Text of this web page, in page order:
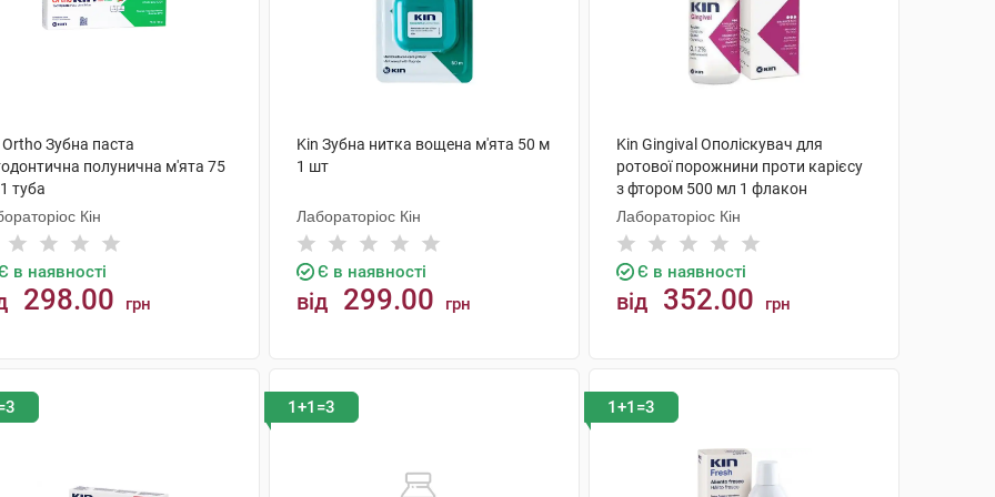
Ortho Зубна паста
полунична м'ята 75
туба
Кін
в наявності
298.00 грн
Kin Зубна нитка вощена м'ята 50 м
1 шт
Лабораторіос Кін
Є в наявності
від 299.00 грн
Kin Gingival Ополіскувач для
ротової порожнини проти карієсу
з фтором 500 мл 1 флакон
Лабораторіос Кін
Є в наявності
від 352.00 грн
1+1=3 1+1=3